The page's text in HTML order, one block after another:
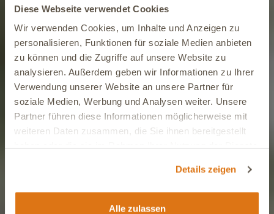
Diese Webseite verwendet Cookies
Wir verwenden Cookies, um Inhalte und Anzeigen zu
personalisieren, Funktionen für soziale Medien anbieten
zu können und die Zugriffe auf unsere Website zu
analysieren. Außerdem geben wir Informationen zu Ihrer
Verwendung unserer Website an unsere Partner für
soziale Medien, Werbung und Analysen weiter. Unsere
Partner führen diese Informationen möglicherweise mit
weiteren Daten zusammen, die Sie ihnen bereitgestellt
Details zeigen
Alle zulassen